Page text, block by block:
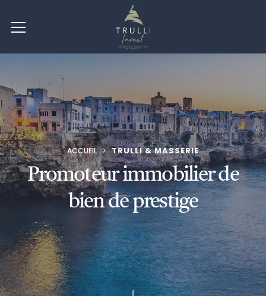
Promoteur immobilier de
bien de prestige
ACCUEIL TRULLI & MASSERIE